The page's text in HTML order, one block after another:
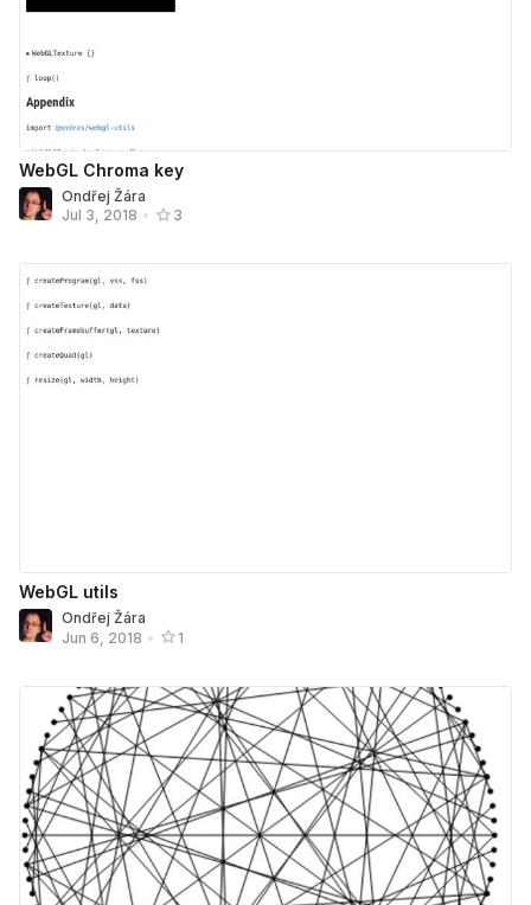
WebGL Chroma key
Ondřej Žára
Jul 3, 2018 • 3
WebGL utils
Ondřej Žára
Jun 6, 2018 • 1